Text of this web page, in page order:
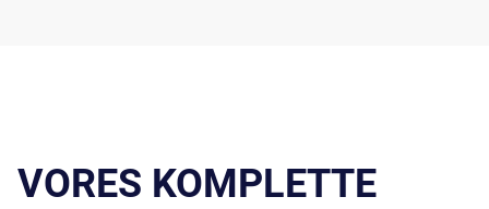
VORES KOMPLETTE